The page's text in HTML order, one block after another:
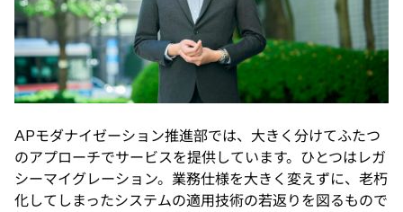
APモダナイゼーション推進部では、大きく分けてふたつ
のアプローチでサービスを提供しています。ひとつはレガ
シーマイグレーション。業務仕様を大きく変えずに、老朽
化してしまったシステムの適用技術の若返りを図るもので